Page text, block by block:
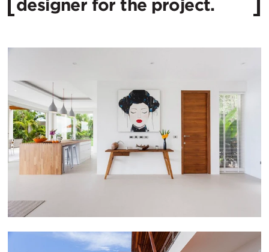
designer for the project.​